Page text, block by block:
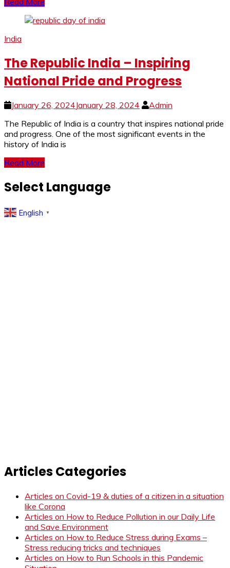
India
The Republic India – Inspiring
National Pride and Progress
January 26, 2024January 28, 2024
Admin
The Republic of India is a country that inspires national pride
and progress. One of the most significant events in the
history of India is
Read More
Select Language
English ▼
Articles Categories
Articles on Covid-19 & duties of a citizen in a situation
like Corona
Articles on How to Reduce Pollution in our Daily Life
and Save Environment
Articles on How to Reduce Stress during Exams –
Stress reducing tricks and techniques
Articles on How to Run Schools in this Pandemic